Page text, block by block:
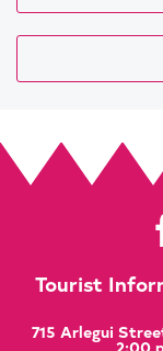
Tourist
715 Arlegui